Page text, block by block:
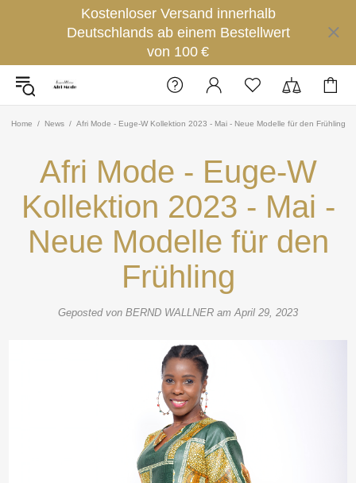
Kostenloser Versand innerhalb
Deutschlands ab einem Bestellwert
von 100 €
Home News Afri Mode - Euge-W Kollektion 2023 - Mai - Neue Modelle für den Frühling
Afri Mode - Euge-W
Kollektion 2023 - Mai -
Neue Modelle für den
Frühling
Geposted von BERND WALLNER amApril 29, 2023